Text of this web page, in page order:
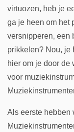
virtuozen, heb je
ga je heen om het
versnipperen, een
prikkelen? Nou, je
hier om je door de
voor
Als eerste hebben